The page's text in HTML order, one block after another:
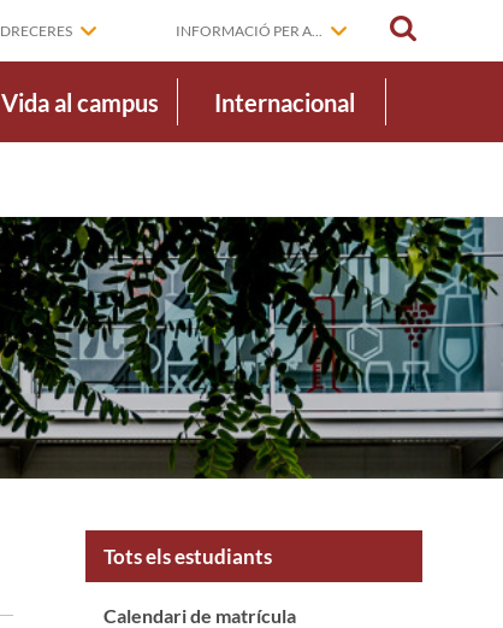
DRECERES INFORMACIÓ PER A...
Vida al campus Internacional
Tots els estudiants
Calendari de matrícula